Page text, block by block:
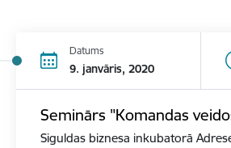
Datums
9. janvāris, 2020
Seminārs "Komandas
Siguldas biznesa inkubatorā